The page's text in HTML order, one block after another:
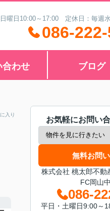
曜日10:00～17:00 定休日：毎週
086-
合わせ ブログ
入り
お気軽にお問い
無料お問
株式会社 桃太郎不
FC岡山
086-
平日・土曜日9:00～